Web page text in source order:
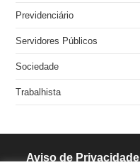
Previdenciário
Servidores Públicos
Sociedade
Trabalhista
Aviso de Privacidade